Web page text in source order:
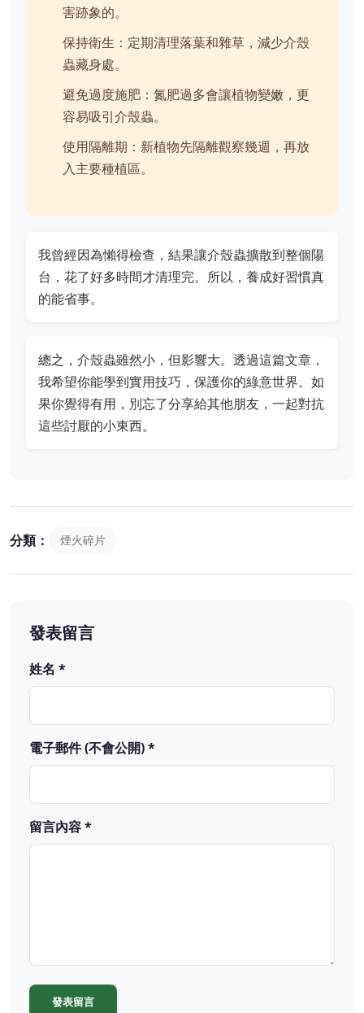
害跡象的。
保持衛生：定期清理落葉和雜草，減少介殼
蟲藏身處。
避免過度施肥：氮肥過多會讓植物變嫩，更
容易吸引介殼蟲。
使用隔離期：新植物先隔離觀察幾週，再放
入主要種植區。
我曾經因為懶得檢查，結果讓介殼蟲擴散到整個陽
台，花了好多時間才清理完。所以，養成好習慣真
的能省事。
總之，介殼蟲雖然小，但影響大。透過這篇文章，
我希望你能學到實用技巧，保護你的綠意世界。如
果你覺得有用，別忘了分享給其他朋友，一起對抗
這些討厭的小東西。
分類： 煙火碎片
發表留言
姓名 *
電子郵件 (不會公開) *
留言內容 *
發表留言